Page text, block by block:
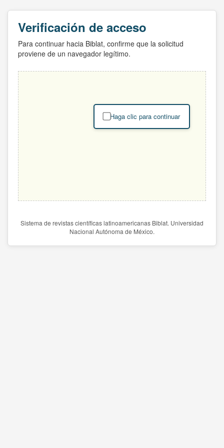
Verificación de acceso
Para continuar hacia Biblat, confirme que la solicitud
proviene de un navegador legítimo.
Haga clic para continuar
Sistema de revistas científicas latinoamericanas Biblat. Universidad
Nacional Autónoma de México.